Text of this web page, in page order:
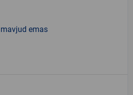
mavjud emas